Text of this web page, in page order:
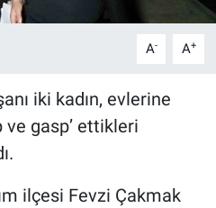
A- A+
iki kadın, evlerine
ve gasp’ ettikleri
ilçesi Fevzi Çakmak